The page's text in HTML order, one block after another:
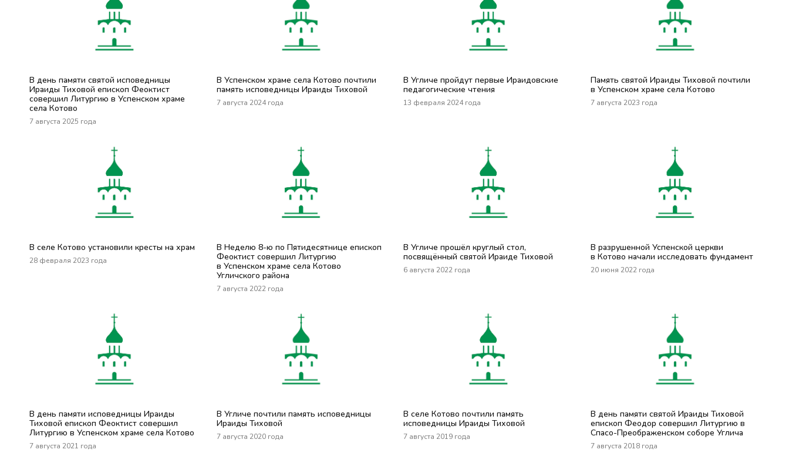
В день памяти святой исповедницы
Ираиды Тиховой епископ Феоктист
совершил Литургию в Успенском храме
села Котово
7 августа 2025 года
В Успенском храме села Котово почтили
память исповедницы Ираиды Тиховой
7 августа 2024 года
В Угличе пройдут первые Ираидовские
педагогические чтения
13 февраля 2024 года
Память святой Ираиды Тиховой почтили
в Успенском храме села Котово
7 августа 2023 года
В селе Котово установили кресты на храм
28 февраля 2023 года
В Неделю 8-ю по Пятидесятнице епископ
Феоктист совершил Литургию
в Успенском храме села Котово
Угличского района
7 августа 2022 года
В Угличе прошёл круглый стол,
посвящённый святой Ираиде Тиховой
6 августа 2022 года
В разрушенной Успенской церкви
в Котово начали исследовать фундамент
20 июня 2022 года
В день памяти исповедницы Ираиды
Тиховой епископ Феоктист совершил
Литургию в Успенском храме села Котово
7 августа 2021 года
В Угличе почтили память исповедницы
Ираиды Тиховой
7 августа 2020 года
В селе Котово почтили память
исповедницы Ираиды Тиховой
7 августа 2019 года
В день памяти святой Ираиды Тиховой
епископ Феодор совершил Литургию в
Спасо-Преображенском соборе Углича
7 августа 2018 года